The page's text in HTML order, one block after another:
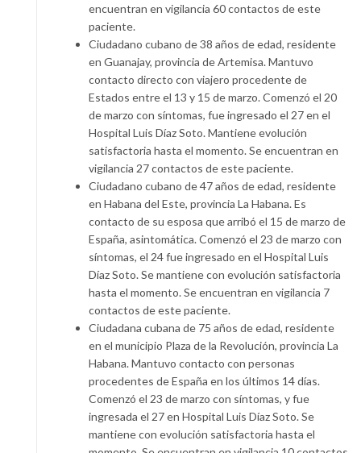
encuentran en vigilancia 60 contactos de este
paciente.
Ciudadano cubano de 38 años de edad, residente
en Guanajay, provincia de Artemisa. Mantuvo
contacto directo con viajero procedente de
Estados entre el 13 y 15 de marzo. Comenzó el 20
de marzo con síntomas, fue ingresado el 27 en el
Hospital Luis Díaz Soto. Mantiene evolución
satisfactoria hasta el momento. Se encuentran en
vigilancia 27 contactos de este paciente.
Ciudadano cubano de 47 años de edad, residente
en Habana del Este, provincia La Habana. Es
contacto de su esposa que arribó el 15 de marzo de
España, asintomática. Comenzó el 23 de marzo con
síntomas, el 24 fue ingresado en el Hospital Luis
Díaz Soto. Se mantiene con evolución satisfactoria
hasta el momento. Se encuentran en vigilancia 7
contactos de este paciente.
Ciudadana cubana de 75 años de edad, residente
en el municipio Plaza de la Revolución, provincia La
Habana. Mantuvo contacto con personas
procedentes de España en los últimos 14 días.
Comenzó el 23 de marzo con síntomas, y fue
ingresada el 27 en Hospital Luis Díaz Soto. Se
mantiene con evolución satisfactoria hasta el